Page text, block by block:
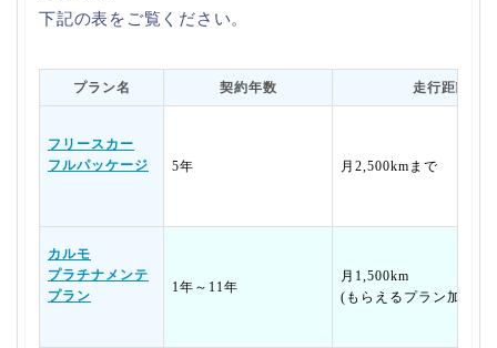
下記の表をご覧ください。
プラン名 契約年数 走行距離
フリースカー
フルパッケージ
5年 月2,500kmまで
カルモ
プラチナメンテ
プラン
1年～11年
月1,500km
(もらえるプラン加入で